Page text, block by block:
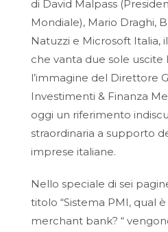
di David Malpass
Mondiale), Mario Draghi,
Natuzzi e Microsoft Italia,
che vanta due sole uscite
l’immagine del Direttore
Investimenti & Finanza
oggi un riferimento
straordinaria a supporto
imprese italiane.
Nello speciale di sei
titolo “Sistema PMI, qual
merchant bank? “